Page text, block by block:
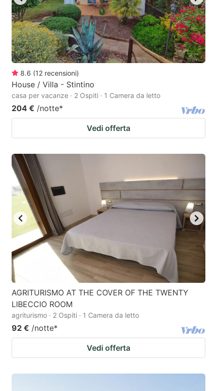
8.6 (12 recensioni)
House / Villa - Stintino
casa per vacanze · 2 Ospiti · 1 Camera da letto
204 € /notte*
Vedi offerta
AGRITURISMO AT THE COVER OF THE TWENTY
LIBECCIO ROOM
agriturismo · 2 Ospiti · 1 Camera da letto
92 € /notte*
Vedi offerta